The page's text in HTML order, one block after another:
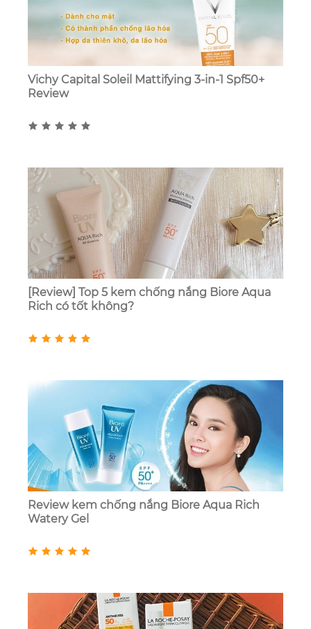
Vichy Capital Soleil Mattifying 3-in-1 Spf50+
Review
[Review] Top 5 kem chống nắng Biore Aqua
Rich có tốt không?
Review kem chống nắng Biore Aqua Rich
Watery Gel